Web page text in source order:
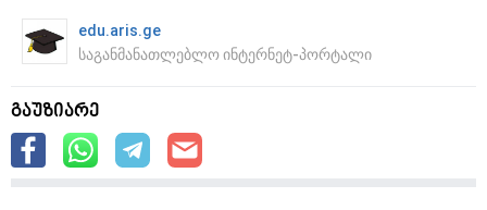
edu.aris.ge
საგანმანათლებლო ინტერნეტ-პორტალი
გაუზიარე